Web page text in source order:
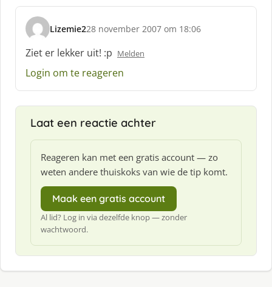
Lizemie2
s
c
h
r
28 november 2007 om 18:06
Ziet er lekker uit! :p Melden
Login om te reageren
Laat een reactie achter
Reageren kan met een gratis account — zo
weten andere thuiskoks van wie de tip komt.
Maak een gratis account
Al lid? Log in via dezelfde knop — zonder
wachtwoord.